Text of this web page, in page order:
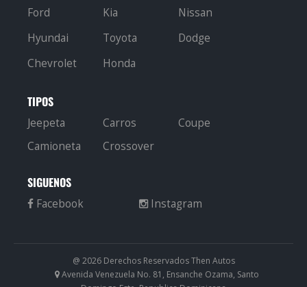
Ford Kia
Nissan
Hyundai
Toyota
Dodge
Chevrolet
Honda
TIPOS
Jeepeta Carros
Coupe
Camioneta
Crossover
SIGUENOS
@ 2026 Derechos Reservados Then Autos
Avenida Venezuela No. 81, Ensanche Ozama, Santo